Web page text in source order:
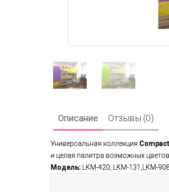
Описание Отзывы (0)
Универсальная коллекция Compact
и целая палитра возможных
Модель: LKM-420, LKM-131,LKM-